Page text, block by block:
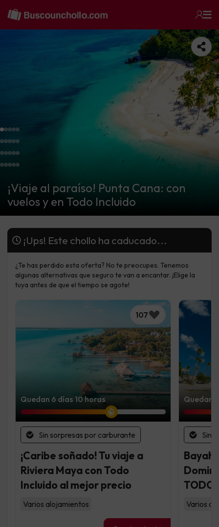
¡Viaje al paraíso! Punta Cana: con
vuelos y en Todo Incluido
¡Ups! Este chollo ha caducado...
¿Te has perdido esta oferta? No te preocupes. Tenemos
algunas alternativas que seguro te van a encantar. ¡Elige la
tuya antes de que el tiempo se agote!
107
Quedan 6 días 10 horas
Sin sorpresas por carburante
¡Caribe soñado! Tu viaje a
Riviera Maya con Todo
Incluido al mejor precio
Varios alojamientos
Quedan
Sin
TODO
Varios